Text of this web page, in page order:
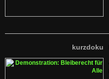
kurzdoku